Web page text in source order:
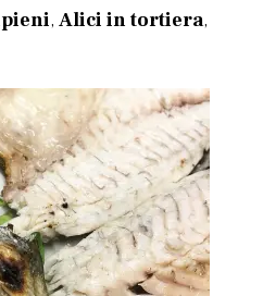
, Alici in tortiera,